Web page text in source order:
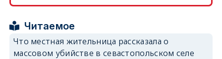
Читаемое
Что местная жительница рассказала о
массовом убийстве в севастопольском селе